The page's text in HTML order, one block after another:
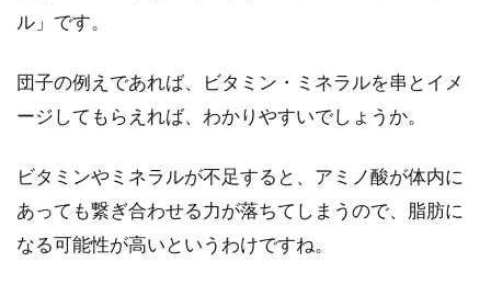
ー控えめとは...
カロリーだけではわからない！りん
ごやバナナでダイエット
ル」です。
団子の例えであれば、ビタミン・ミネラルを串とイメ
ージしてもらえれば、わかりやすいでしょうか。
ビタミンやミネラルが不足すると、アミノ酸が体内に
あっても繋ぎ合わせる力が落ちてしまうので、脂肪に
なる可能性が高いというわけですね。